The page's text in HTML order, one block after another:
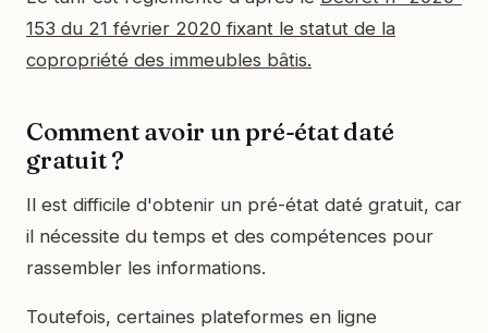
153 du 21 février 2020 fixant le statut de la
copropriété des immeubles bâtis.
Comment avoir un pré-état daté
gratuit ?
Il est difficile d'obtenir un pré-état daté gratuit, car
il nécessite du temps et des compétences pour
rassembler les informations.
Toutefois, certaines plateformes en ligne